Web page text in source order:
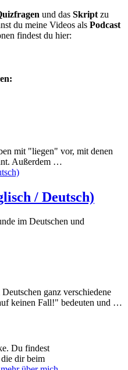
und das Skript zu
du meine Videos als Podcast
findest du hier:
mit "liegen" vor, mit denen
Außerdem …
/ Deutsch)
im Deutschen und
ganz verschiedene
keinen Fall!" bedeuten und …
Du findest
dir beim